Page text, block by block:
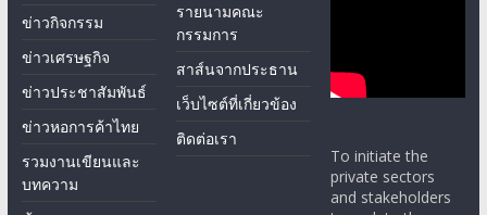
ข่าวกิจกรรม
ข่าวเศรษฐกิจ
ข่าวประชาสัมพันธ์
ข่าวหอการค้าไทย
รวมงานเขียนและ
บทความ
รายนามคณะ
กรรมการ
สาส์นจากประธาน
เว็บไซต์ที่เกี่ยวข้อง
ติดต่อเรา
To initiate the
private sectors
and stakeholders